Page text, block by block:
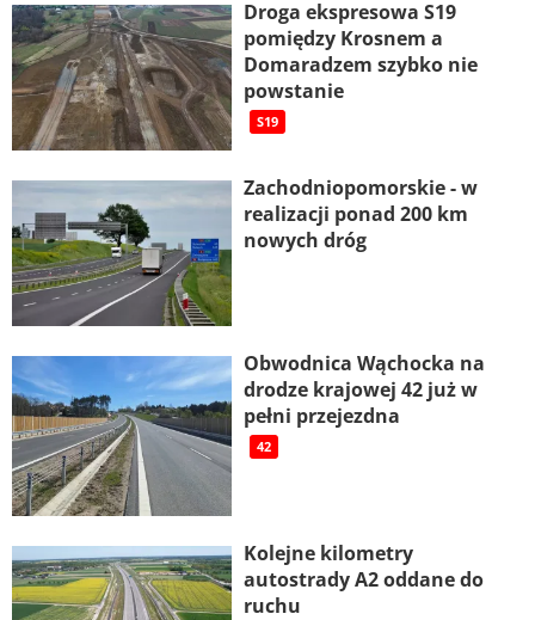
Droga ekspresowa S19
pomiędzy Krosnem a
Domaradzem szybko nie
powstanie
S19
Zachodniopomorskie - w
realizacji ponad 200 km
nowych dróg
Obwodnica Wąchocka na
drodze krajowej 42 już w
pełni przejezdna
42
Kolejne kilometry
autostrady A2 oddane do
ruchu